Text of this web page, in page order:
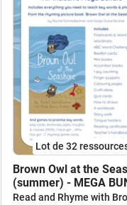
Lot de 32
Brown Owl at the
(summer) - MEGA